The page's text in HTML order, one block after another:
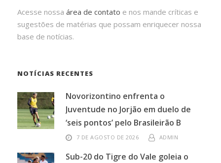
Acesse nossa área de contato e nos mande críticas e
sugestões de matérias que possam enriquecer nossa
base de notícias.
NOTÍCIAS RECENTES
Novorizontino enfrenta o
Juventude no Jorjão em duelo de
‘seis pontos’ pelo Brasileirão B
7 DE AGOSTO DE 2026 ADMIN
Sub-20 do Tigre do Vale goleia o